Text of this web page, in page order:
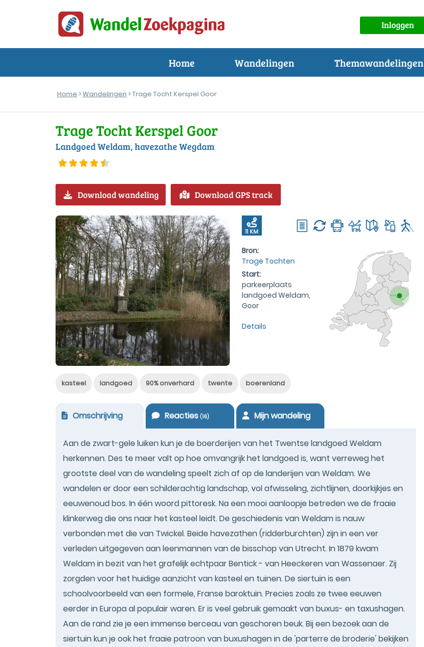
Inloggen
Home Wandelingen Themawandelingen
Home >Wandelingen > Trage Tocht Kerspel Goor
Trage Tocht Kerspel Goor
Landgoed Weldam, havezathe Wegdam
Download wandeling Download GPS track
11 KM
Bron:
Trage Tochten
Start:
parkeerplaats
landgoed Weldam,
Goor
Details
kasteel landgoed 90% onverhard twente boerenland
Omschrijving Reacties(16) Mijn wandeling
Aan de zwart-gele luiken kun je de boerderijen van het Twentse landgoed Weldam
herkennen. Des te meer valt op hoe omvangrijk het landgoed is, want verreweg het
grootste deel van de wandeling speelt zich af op de landerijen van Weldam. We
wandelen er door een schilderachtig landschap, vol afwisseling, zichtlijnen, doorkijkjes en
eeuwenoud bos. In één woord pittoresk. Na een mooi aanloopje betreden we de fraaie
klinkerweg die ons naar het kasteel leidt. De geschiedenis van Weldam is nauw
verbonden met die van Twickel. Beide havezathen (ridderburchten) zijn in een ver
verleden uitgegeven aan leenmannen van de bisschop van Utrecht. In 1879 kwam
Weldam in bezit van het grafelijk echtpaar Bentick - van Heeckeren van Wassenaer. Zij
zorgden voor het huidige aanzicht van kasteel en tuinen. De siertuin is een
schoolvoorbeeld van een formele, Franse baroktuin. Precies zoals ze twee eeuwen
eerder in Europa al populair waren. Er is veel gebruik gemaakt van buxus- en taxushagen.
Aan de rand zie je een immense berceau van geschoren beuk. Bij een bezoek aan de
siertuin kun je ook het fraaie patroon van buxushagen in de 'parterre de broderie' bekijken